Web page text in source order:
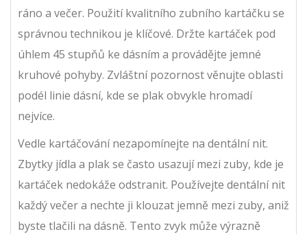
ráno a večer. Použití kvalitního zubního kartáčku se
správnou technikou je klíčové. Držte kartáček pod
úhlem 45 stupňů ke dásním a provádějte jemné
kruhové pohyby. Zvláštní pozornost věnujte oblasti
podél linie dásní, kde se plak obvykle hromadí
nejvíce.
Vedle kartáčování nezapomínejte na dentální nit.
Zbytky jídla a plak se často usazují mezi zuby, kde je
kartáček nedokáže odstranit. Používejte dentální nit
každý večer a nechte ji klouzat jemně mezi zuby, aniž
byste tlačili na dásně. Tento zvyk může výrazně